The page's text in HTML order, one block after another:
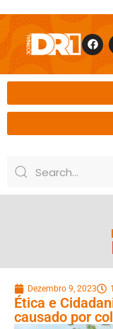
Dezembro 9, 2023
Ética e
causado por